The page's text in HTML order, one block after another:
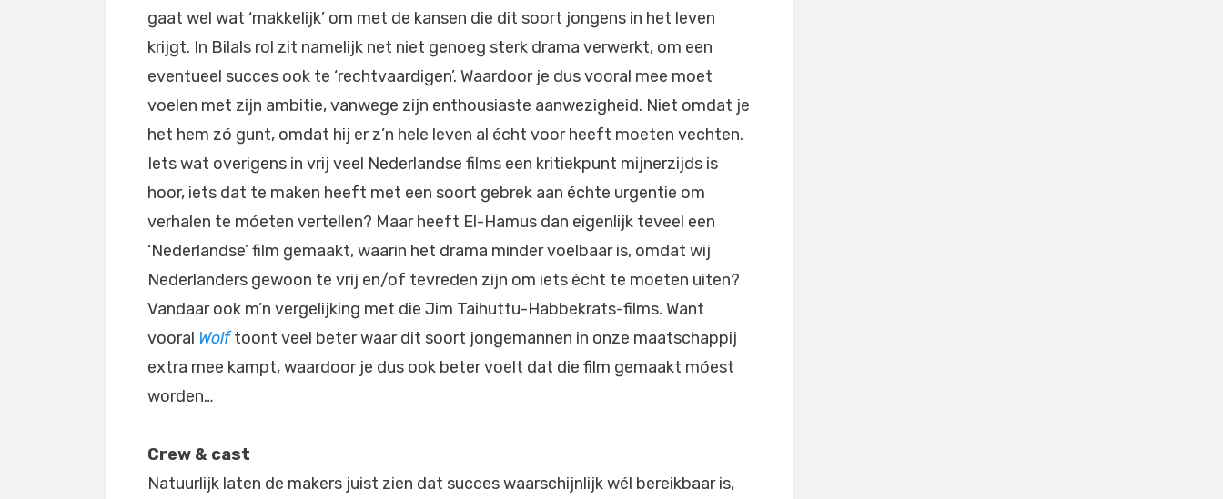
gaat wel wat ‘makkelijk’ om met de kansen die dit soort jongens in het leven
krijgt. In Bilals rol zit namelijk net niet genoeg sterk drama verwerkt, om een
eventueel succes ook te ‘rechtvaardigen’. Waardoor je dus vooral mee moet
voelen met zijn ambitie, vanwege zijn enthousiaste aanwezigheid. Niet omdat je
het hem zó gunt, omdat hij er z’n hele leven al écht voor heeft moeten vechten.
Iets wat overigens in vrij veel Nederlandse films een kritiekpunt mijnerzijds is
hoor, iets dat te maken heeft met een soort gebrek aan échte urgentie om
verhalen te móeten vertellen? Maar heeft El-Hamus dan eigenlijk teveel een
‘Nederlandse’ film gemaakt, waarin het drama minder voelbaar is, omdat wij
Nederlanders gewoon te vrij en/of tevreden zijn om iets écht te moeten uiten?
Vandaar ook m’n vergelijking met die Jim Taihuttu-Habbekrats-films. Want
vooral Wolftoont veel beter waar dit soort jongemannen in onze maatschappij
extra mee kampt, waardoor je dus ook beter voelt dat die film gemaakt móest
worden…
Crew & cast
Natuurlijk laten de makers juist zien dat succes waarschijnlijk wél bereikbaar is,